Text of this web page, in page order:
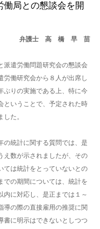
局との懇談会を開
弁護士 高 橋 早 苗
遣労働問題研究会の懇談会
労働研究会から８人が出席し
ぶりの実施である上、特に今
ということで、予定された時
た。
統計に関する質問では、是
え数が示されましたが、その
ては統計をとっていないとの
での期間については、統計を
内に対応し、是正までは１～
導の際の直接雇用の推奨に関
書に明示はできないとしつつ